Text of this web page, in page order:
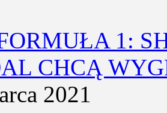
1:
CHCĄ
2021